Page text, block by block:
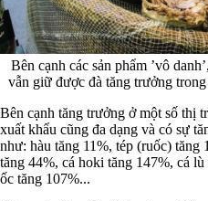
Bên cạnh các sản phẩm ’vô
vẫn giữ được đà tăng trưởng
Bên cạnh tăng trưởng ở một số thị
xuất khẩu cũng đa dạng và có sự
như: hàu tăng 11%, tép (ruốc) tăng
tăng 44%, cá hoki tăng 147%, cá
ốc tăng 107%...